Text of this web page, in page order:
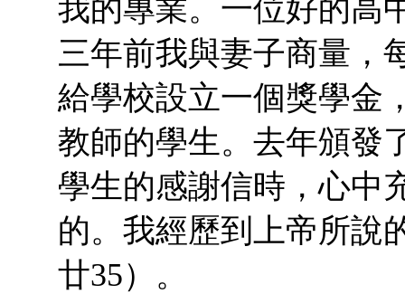
我的專業。一位好的高
三年前我與妻子商量，
給學校設立一個獎學金
教師的學生。去年頒發
學生的感謝信時，心中
的。我經歷到上帝所說
廿35）。